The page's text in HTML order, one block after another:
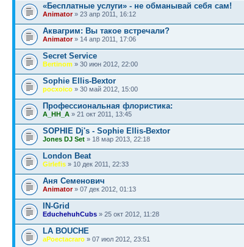
«Бесплатные услуги» - не обманывай себя сам!
Animator» 23 апр 2011, 16:12
Аквагрим: Вы такое встречали?
Animator» 14 апр 2011, 17:06
Secret Service
Bertinom » 30 июн 2012, 22:00
Sophie Ellis-Bextor
pocxoico » 30 май 2012, 15:00
Профессиональная флористика:
A_HH_A » 21 окт 2011, 13:45
SOPHIE Dj's - Sophie Ellis-Bextor
Jones DJ Set » 18 мар 2013, 22:18
London Beat
Girlefis » 10 дек 2011, 22:33
Аня Семенович
Animator» 07 дек 2012, 01:13
IN-Grid
EduchehuhCubs » 25 окт 2012, 11:28
LA BOUCHE
aPoectacraro » 07 июл 2012, 23:51